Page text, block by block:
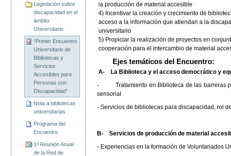
Legislación sobre
discapacidad en el
ámbito
Universitario
“Primer Encuentro
Universitario de
Bibliotecas y
Servicios
Accesibles para
Personas con
Discapacidad”
Nota a bibliotecas
universitarias
Programa del
Encuentro
1ª Reunión Anual
de la Red de
la producción de material accesible
4) Incentivar la creación y crecimiento de
acceso a la información que atiendan a la
universitario
5) Propiciar la realización de proyectos en
cooperación para el intercambio de material
Ejes temáticos del Encuentro:
A- La Biblioteca y el acceso democrático y
- Tratamiento en Biblioteca de las barreras
sensorial
- Servicios de bibliotecas para discapacidad, rol
B-Servicios de producción de material
- Experiencias en la formación de Voluntariados